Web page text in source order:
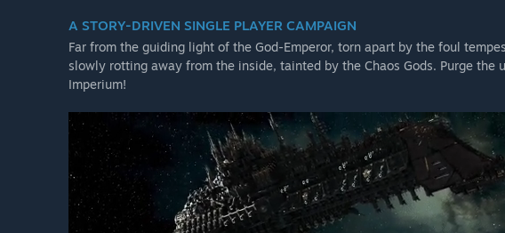
A STORY-DRIVEN SINGLE PLAYER CAMPAIGN
Far from the guiding light of the God-Emperor, torn apart by the foul
slowly rotting away from the inside, tainted by the Chaos Gods. Purge
Imperium!